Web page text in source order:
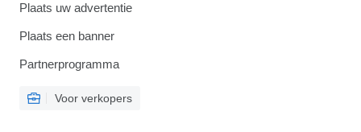
Plaats uw advertentie
Plaats een banner
Partnerprogramma
Voor verkopers